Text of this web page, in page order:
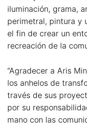
iluminación, grama,
perimetral, pintura y
el fin de crear un
recreación de la
“Agradecer a Aris
los anhelos de
través de sus
por su
mano con las